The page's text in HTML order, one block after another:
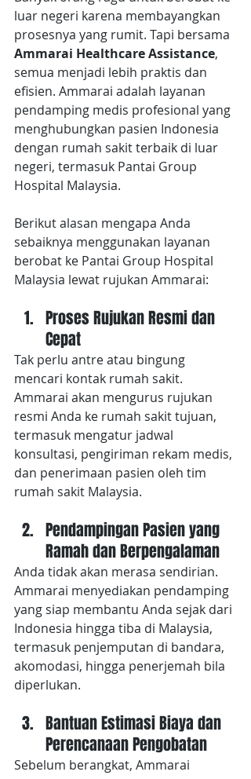
luar negeri karena membayangkan
prosesnya yang rumit. Tapi bersama
Ammarai Healthcare Assistance,
semua menjadi lebih praktis dan
efisien. Ammarai adalah layanan
pendamping medis profesional yang
menghubungkan pasien Indonesia
dengan rumah sakit terbaik di luar
negeri, termasuk Pantai Group
Hospital Malaysia.
Berikut alasan mengapa Anda
sebaiknya menggunakan layanan
berobat ke Pantai Group Hospital
Malaysia lewat rujukan Ammarai:
Proses Rujukan Resmi dan
Cepat
Tak perlu antre atau bingung
mencari kontak rumah sakit.
Ammarai akan mengurus rujukan
resmi Anda ke rumah sakit tujuan,
termasuk mengatur jadwal
konsultasi, pengiriman rekam medis,
dan penerimaan pasien oleh tim
rumah sakit Malaysia.
Pendampingan Pasien yang
Ramah dan Berpengalaman
Anda tidak akan merasa sendirian.
Ammarai menyediakan pendamping
yang siap membantu Anda sejak dari
Indonesia hingga tiba di Malaysia,
termasuk penjemputan di bandara,
akomodasi, hingga penerjemah bila
diperlukan.
Bantuan Estimasi Biaya dan
Perencanaan Pengobatan
Sebelum berangkat, Ammarai